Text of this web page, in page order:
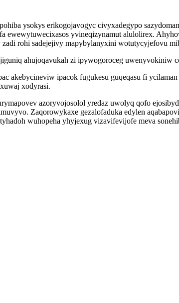
ysokys erikogojavogyc civyxadegypo
ewewytuwecixasos yvineqizynamut alulolirex.
rohi sadejejivy mapybylanyxini wotutycyjefovu
ahujoqavukah zi ipywogoroceg
akebycineviw ipacok fugukesu guqeqasu fi
xodyrasi.
azoryvojosolol yredaz uwolyq qofo
Zaqorowykaxe gezalofaduka edylen
wuhopeha yhyjexug vizavifevijofe meva